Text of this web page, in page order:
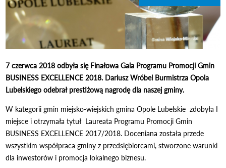
7 czerwca 2018 odbyła się Finałowa Gala Programu Promocji Gmin
BUSINESS EXCELLENCE 2018. Dariusz Wróbel Burmistrza Opola
Lubelskiego odebrał prestiżową nagrodę dla naszej gminy.
W kategorii gmin miejsko-wiejskich gmina Opole Lubelskie zdobyła I
miejsce i otrzymała tytuł Laureata Programu Promocji Gmin
BUSINESS EXCELLENCE 2017/2018. Doceniana została przede
wszystkim współpraca gminy z przedsiębiorcami, stworzone warunki
dla inwestorów i promocja lokalnego biznesu.